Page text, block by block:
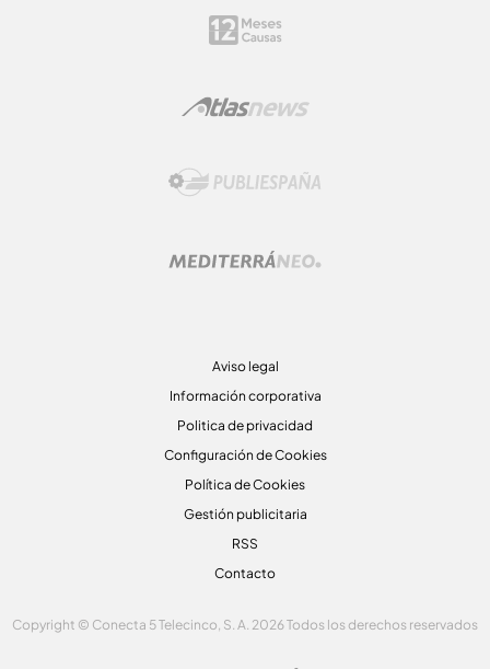
Aviso legal
Información corporativa
Politica de privacidad
Configuración de Cookies
Política de Cookies
Gestión publicitaria
RSS
Contacto
Copyright © Conecta 5 Telecinco, S. A. 2026 Todos los derechos reservados